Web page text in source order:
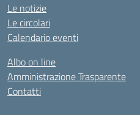
Le notizie
Le circolari
Calendario eventi
Albo on line
Amministrazione Trasparente
Contatti